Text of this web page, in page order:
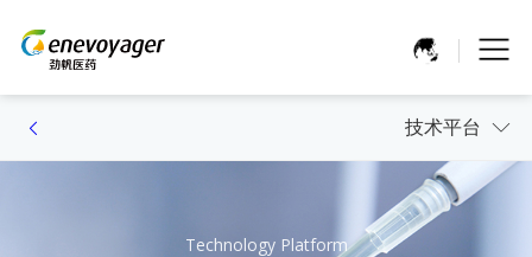
技术平台
Technology Platform